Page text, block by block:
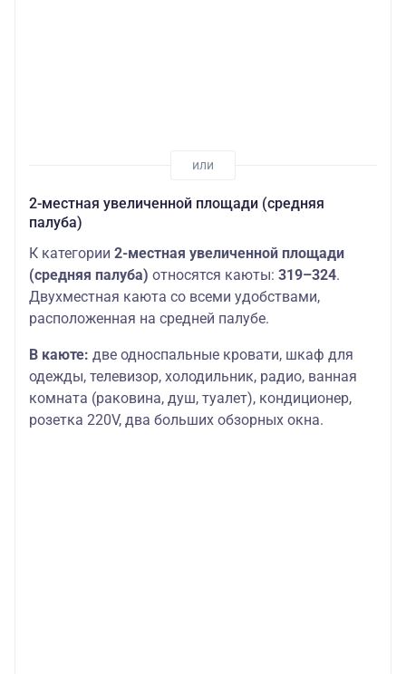
2-местная увеличенной площади (средняя
палуба)
К категории 2-местная увеличенной площади
(средняя палуба) относятся каюты: 319–324.
Двухместная каюта со всеми удобствами,
расположенная на средней палубе.
В каюте: две односпальные кровати, шкаф для
одежды, телевизор, холодильник, радио, ванная
комната (раковина, душ, туалет), кондиционер,
розетка 220V, два больших обзорных окна.